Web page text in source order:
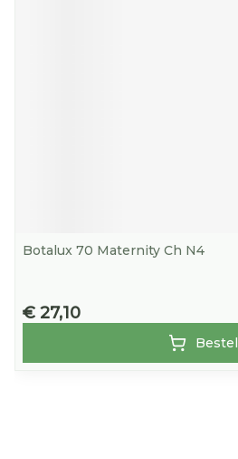
Botalux 70 Maternity Ch N4
€ 27,10
Bestel